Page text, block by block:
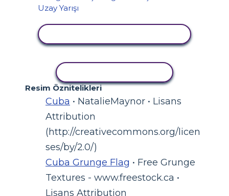
Resim Öznitelikleri
Cuba • NatalieMaynor • Lisans
Attribution
(http://creativecommons.org/licen
ses/by/2.0/)
Cuba Grunge Flag • Free Grunge
Textures - www.freestock.ca •
Lisans Attribution